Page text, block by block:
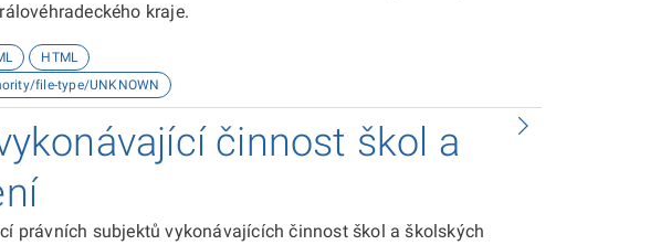
kraje.
HTML
file-type/UNKNOWN
činnost škol a
právních subjektů vykonávajících činnost škol a školských